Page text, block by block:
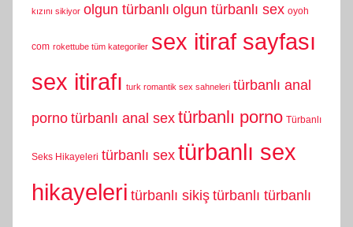
kızını sikiyor olgun türbanlı olgun türbanlı sex oyoh
com rokettube tüm kategoriler sex itiraf sayfası
sex itirafı turk romantik sex sahneleri türbanlı anal
porno türbanlı anal sex türbanlı porno Türbanlı
Seks Hikayeleri türbanlı sex türbanlı sex
hikayeleri türbanlı sikiş türbanlı türbanlı